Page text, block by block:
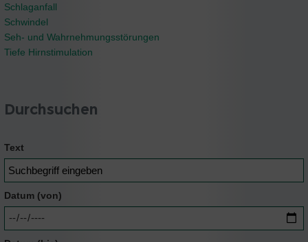
Schlaganfall
Schwindel
Seh- und Wahrnehmungsstörungen
Tiefe Hirnstimulation
Durchsuchen
Text
Datum (von)